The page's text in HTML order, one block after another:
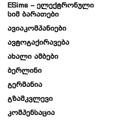
ESims – Ელექტრონული
Სიმ Ბარათები
Ავიაკომპანიები
Ავტოგაქირავება
Ახალი Ამბები
Ბერლინი
Გერმანია
Გზამკვლევი
Კომპენსაცია